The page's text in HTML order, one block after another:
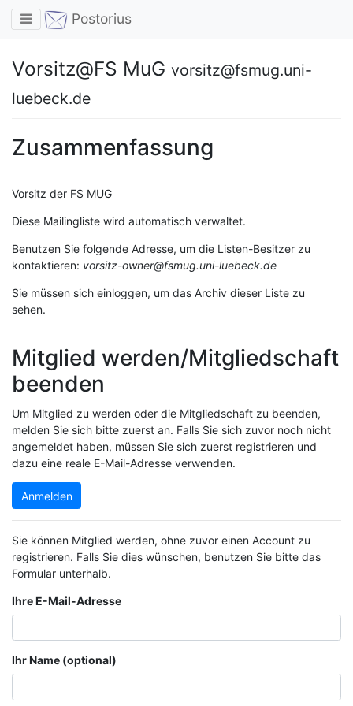
Toggle navigation
Postorius
Vorsitz@FS MuG vorsitz@fsmug.uni-
luebeck.de
Zusammenfassung
Vorsitz der FS MUG
Diese Mailingliste wird automatisch verwaltet.
Benutzen Sie folgende Adresse, um die Listen-Besitzer zu
kontaktieren: vorsitz-owner@fsmug.uni-luebeck.de
Sie müssen sich einloggen, um das Archiv dieser Liste zu
sehen.
Mitglied werden/Mitgliedschaft
beenden
Um Mitglied zu werden oder die Mitgliedschaft zu beenden,
melden Sie sich bitte zuerst an. Falls Sie sich zuvor noch nicht
angemeldet haben, müssen Sie sich zuerst registrieren und
dazu eine reale E-Mail-Adresse verwenden.
Anmelden
Sie können Mitglied werden, ohne zuvor einen Account zu
registrieren. Falls Sie dies wünschen, benutzen Sie bitte das
Formular unterhalb.
Ihre E-Mail-Adresse
Ihr Name (optional)